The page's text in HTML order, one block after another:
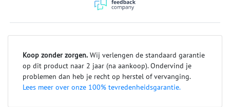
Koop zonder zorgen. Wij verlengen de standaard garantie
op dit product naar 2 jaar (na aankoop). Ondervind je
problemen dan heb je recht op herstel of vervanging.
Lees meer over onze 100% tevredenheidsgarantie.